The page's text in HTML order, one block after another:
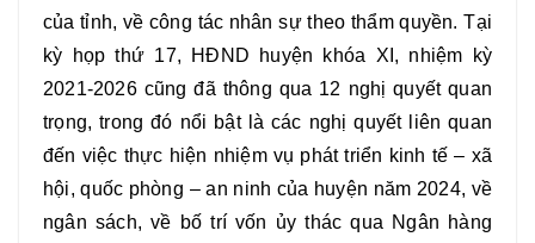
của tỉnh, về công tác nhân sự theo thẩm quyền. Tại
kỳ họp thứ 17, HĐND huyện khóa XI, nhiệm kỳ
2021-2026 cũng đã thông qua 12 nghị quyết quan
trọng, trong đó nổi bật là các nghị quyết liên quan
đến việc thực hiện nhiệm vụ phát triển kinh tế – xã
hội, quốc phòng – an ninh của huyện năm 2024, về
ngân sách, về bố trí vốn ủy thác qua Ngân hàng